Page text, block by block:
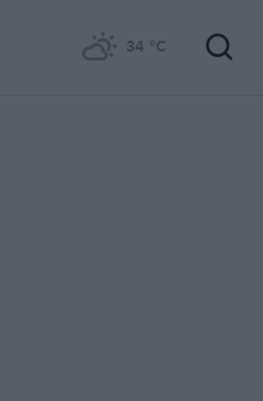
34 °C